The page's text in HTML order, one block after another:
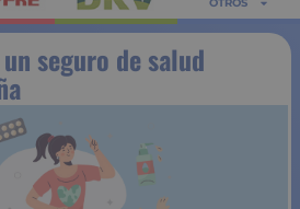
seguro de salud